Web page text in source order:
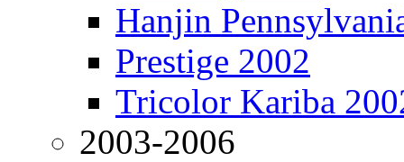
Hanjin
Prestige 2002
Tricolor Kariba
2003-2006